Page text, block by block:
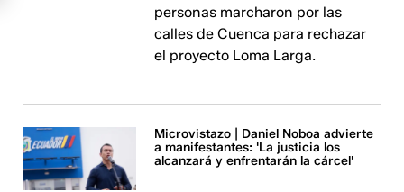
personas marcharon por las
calles de Cuenca para rechazar
el proyecto Loma Larga.
Microvistazo | Daniel Noboa advierte
a manifestantes: 'La justicia los
alcanzará y enfrentarán la cárcel'